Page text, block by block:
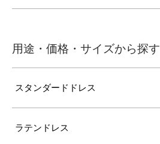
用途・価格・サイズから探す
スタンダードドレス
ラテンドレス